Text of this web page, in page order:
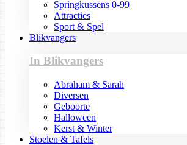
Springkussens 0-99
Attracties
Sport & Spel
Blikvangers
In Blikvangers
Abraham & Sarah
Diversen
Geboorte
Halloween
Kerst & Winter
Stoelen & Tafels